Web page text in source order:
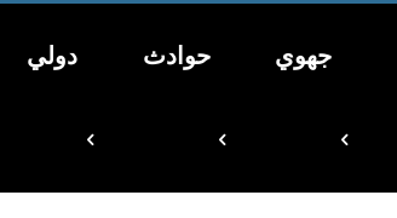
جهوي حوادث دولي